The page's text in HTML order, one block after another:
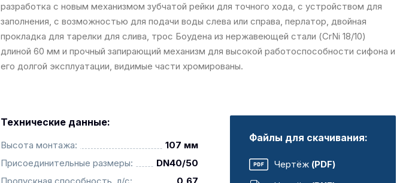
разработка с новым механизмом зубчатой рейки для точного хода, с устройством для
заполнения, с возможностью для подачи воды слева или справа, перлатор, двойная
прокладка для тарелки для слива, трос Боудена из нержавеющей стали (CrNi 18/10)
длиной 60 мм и прочный запирающий механизм для высокой работоспособности сифона и
его долгой эксплуатации, видимые части хромированы.
Технические данные:
Высота монтажа:
107 мм
Присоединительные размеры:
DN40/50
Файлы для скачивания:
Чертёж (PDF)